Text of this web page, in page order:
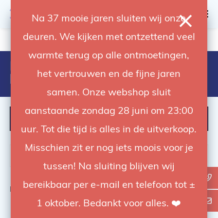
Na 37 mooie jaren sluiten wij onze
deuren. We kijken met ontzettend veel
warmte terug op alle ontmoetingen,
het vertrouwen en de fijne jaren
samen. Onze webshop sluit
aanstaande zondag 28 juni om 23:00
uur. Tot die tijd is alles in de uitverkoop.
Misschien zit er nog iets moois voor je
tussen! Na sluiting blijven wij
bereikbaar per e-mail en telefoon tot ±
1 oktober. Bedankt voor alles. ❤️
4.92 / 5 op trusted shops
Producten getagd met 027
holder
Bekijk0 van de 0 producten